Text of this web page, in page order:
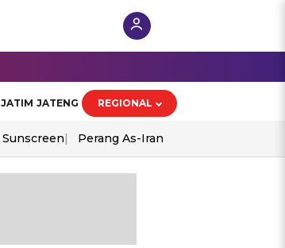
JATIM JATENG REGIONAL
Sunscreen Perang As-Iran